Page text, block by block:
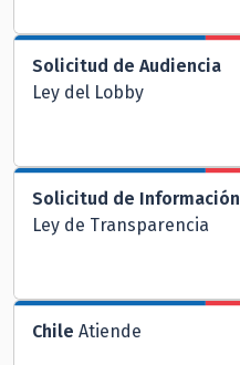
Solicitud de Audiencia
Ley del Lobby
Solicitud de Información
Ley de Transparencia
Chile Atiende